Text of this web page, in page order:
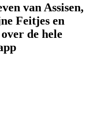
van Assisen,
Feitjes en
de hele